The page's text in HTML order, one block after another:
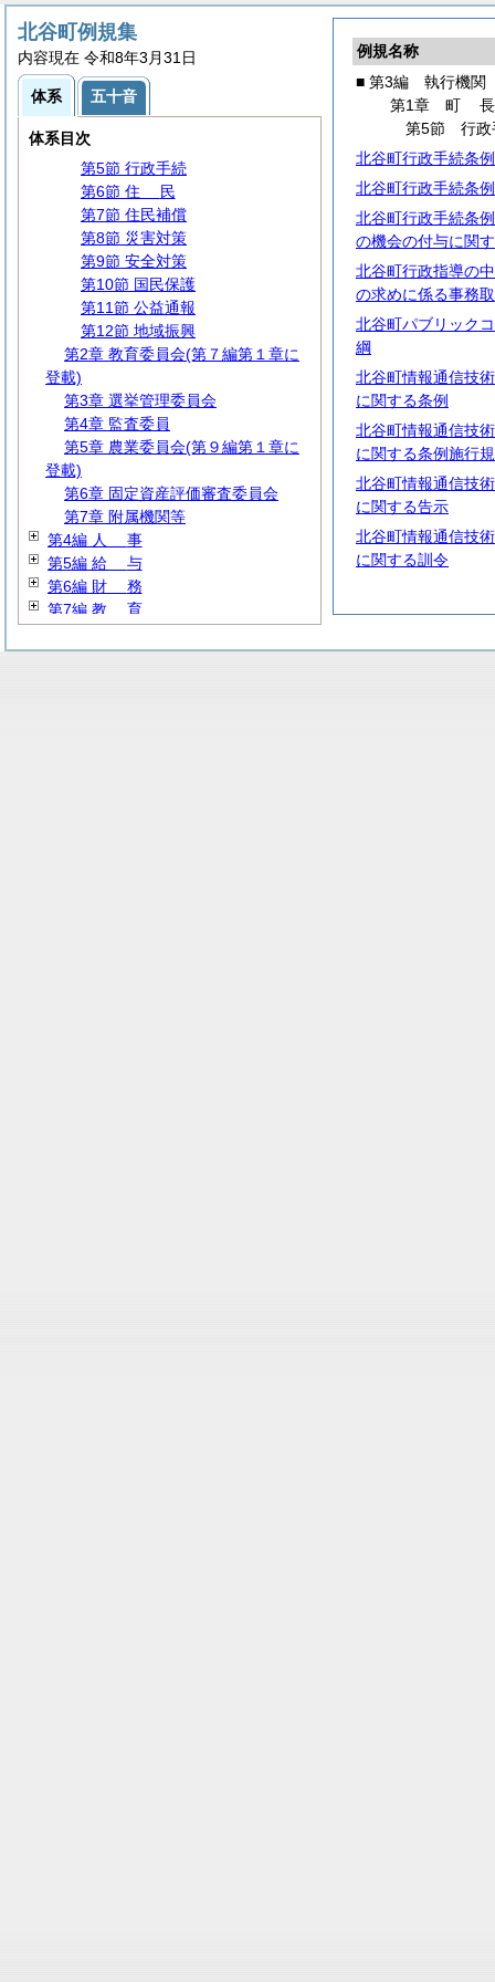
例規名称
■ 第3編 執行機関
第1章 町長
第5節 行政
北谷町行政手続条例
北谷町行政手続条
北谷町行政手続条
の機会の付与に関
北谷町行政指導の
の求めに係る事務
北谷町パブリック
綱
北谷町情報通信技
に関する条例
北谷町情報通信技
に関する条例施行
北谷町情報通信技
に関する告示
北谷町情報通信技
に関する訓令
北谷町例規集
内容現在 令和8年3月31日
体系 五十音
体系目次
第2編議会
第3編 執行機関
第1章町長
第1節 事務分掌
第2節 代理・代決等
第3節 文書・公印
第4節 情報の公開・保護等
第5節 行政手続
第6節 住
民
第7節 住民補償
第8節 災害対策
第9節 安全対策
第10節 国民保護
第11節 公益通報
第12節 地域振興
第2章 教育委員会(第７編第１章に
登載)
第3章 選挙管理委員会
第4章 監査委員
第5章 農業委員会(第９編第１章に
登載)
第6章 固定資産評価審査委員会
第7章 附属機関等
第4編 人 事
第5編 給 与
第6編 財 務
第7編 教 育
第9編 産業経済